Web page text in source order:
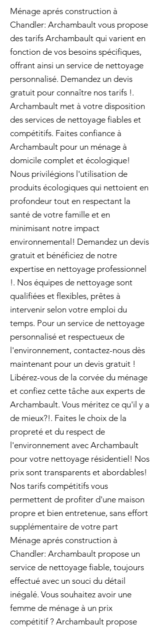
Ménage aprés construction à
Chandler: Archambault vous propose
des tarifs Archambault qui varient en
fonction de vos besoins spécifiques,
offrant ainsi un service de nettoyage
personnalisé. Demandez un devis
gratuit pour connaître nos tarifs !.
Archambault met à votre disposition
des services de nettoyage fiables et
compétitifs. Faites confiance à
Archambault pour un ménage à
domicile complet et écologique!
Nous privilégions l'utilisation de
produits écologiques qui nettoient en
profondeur tout en respectant la
santé de votre famille et en
minimisant notre impact
environnemental! Demandez un devis
gratuit et bénéficiez de notre
expertise en nettoyage professionnel
!. Nos équipes de nettoyage sont
qualifiées et flexibles, prêtes à
intervenir selon votre emploi du
temps. Pour un service de nettoyage
personnalisé et respectueux de
l'environnement, contactez-nous dès
maintenant pour un devis gratuit !
Libérez-vous de la corvée du ménage
et confiez cette tâche aux experts de
Archambault. Vous méritez ce qu'il y a
de mieux?!. Faites le choix de la
propreté et du respect de
l'environnement avec Archambault
pour votre nettoyage résidentiel! Nos
prix sont transparents et abordables!
Nos tarifs compétitifs vous
permettent de profiter d'une maison
propre et bien entretenue, sans effort
supplémentaire de votre part
Ménage aprés construction à
Chandler: Archambault propose un
service de nettoyage fiable, toujours
effectué avec un souci du détail
inégalé. Vous souhaitez avoir une
femme de ménage à un prix
compétitif ? Archambault propose